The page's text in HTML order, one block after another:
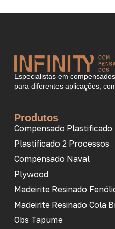
Especialistas em
para diferentes aplicações,
Produtos
Compensado Plastificado
Plastificado 2 Processos
Compensado Naval
Plywood
Madeirite Resinado
Madeirite Resinado Cola
Obs Tapume